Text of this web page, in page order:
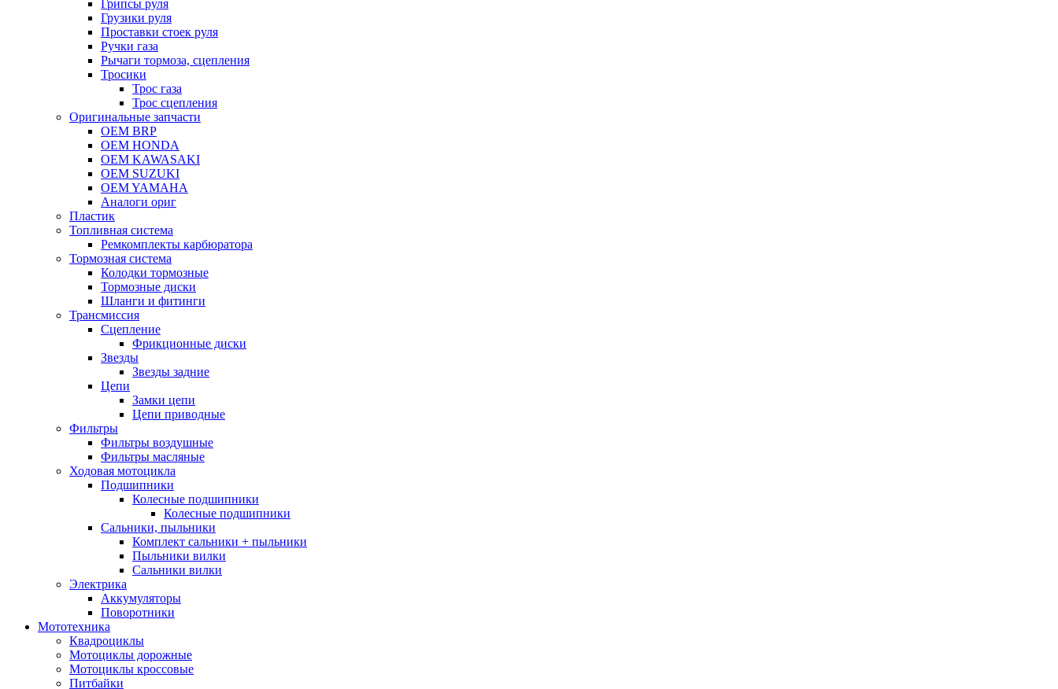
Грипсы руля
Грузики руля
Проставки стоек руля
Ручки газа
Рычаги тормоза, сцепления
Тросики
Трос газа
Трос сцепления
Оригинальные запчасти
OEM BRP
OEM HONDA
OEM KAWASAKI
OEM SUZUKI
OEM YAMAHA
Аналоги ориг
Пластик
Топливная система
Ремкомплекты карбюратора
Тормозная система
Колодки тормозные
Тормозные диски
Шланги и фитинги
Трансмиссия
Cцепление
Фрикционные диски
Звезды
Звезды задние
Цепи
Замки цепи
Цепи приводные
Фильтры
Фильтры воздушные
Фильтры масляные
Ходовая мотоцикла
Подшипники
Колесные подшипники
Колесные подшипники
Сальники, пыльники
Комплект сальники + пыльники
Пыльники вилки
Сальники вилки
Электрика
Аккумуляторы
Поворотники
Мототехника
Квадроциклы
Мотоциклы дорожные
Мотоциклы кроссовые
Питбайки